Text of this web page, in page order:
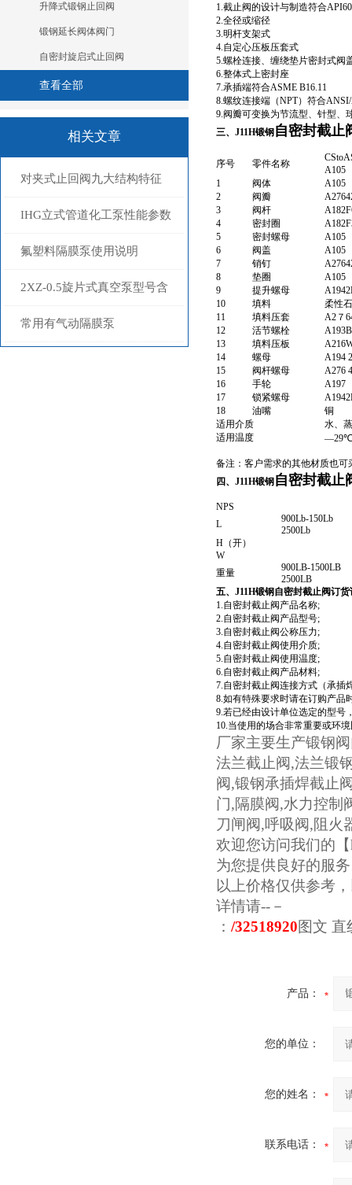
升降式锻钢止回阀
锻钢延长阀体阀门
自密封旋启式止回阀
查看全部
相关文章
对夹式止回阀九大结构特征
IHG立式管道化工泵性能参数
氟塑料隔膜泵使用说明
2XZ-0.5旋片式真空泵型号含
义
常用有气动隔膜泵
1.截止阀的设计与制造符合
2.全径或缩径
3.明杆支架式
4.自定心压板压套式
5.螺栓连接、缠绕垫片密封式
6.整体式上密封座
7.承插端符合ASME B16.11
8.螺纹连接端（NPT）符合
9.阀瓣可变换为节流型、针型、
三、J11H锻钢 自密封截止
序号 零件名称
A105
1
阀体
A105
2
阀瓣
3
阀杆
4
密封圈
5
密封螺母
A105
6
阀盖
A105
7
销钉
8
垫圈
A105
9
提升螺母
10
填料
柔性
11
填料压套
A2７
12
活节螺栓
13
填料压板
14
螺母
A194
15
阀杆螺母
A276
16
手轮
A197
17
锁紧螺母
18
油嘴
铜
适用介质
水、
适用温度
—29℃
备注：客户需求的其他材质也可
四、J11H锻钢 自密封截止
NPS
L
900Lb-150Lb
2500Lb
H（开）
W
重量
900LB-1500LB
2500LB
五、J11H锻钢自密封截止阀订
1.自密封截止阀产品名称;
2.自密封截止阀产品型号;
3.自密封截止阀公称压力;
4.自密封截止阀使用介质;
5.自密封截止阀使用温度;
6.自密封截止阀产品材料;
7.自密封截止阀连接方式（承插
8.如有特殊要求时请在订购产品
9.若已经由设计单位选定的型号
10.当使用的场合非常重要或环
厂家主要生产锻钢
法兰截止阀,法兰锻
阀,锻钢承插焊截止
门,隔膜阀,水力控制
刀闸阀,呼吸阀,阻火
欢迎您访问我们的【
为您提供良好的服
以上价格仅供参考
详情请--－
： /32518920图文 直
产品：
您的单位：
您的姓名：
联系电话：